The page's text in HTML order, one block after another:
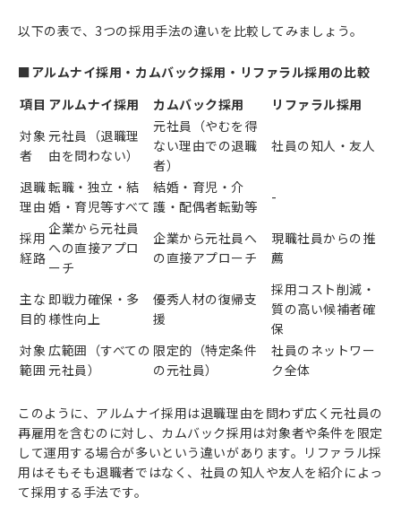
以下の表で、3つの採用手法の違いを比較してみましょう。
■アルムナイ採用・カムバック採用・リファラル採用の比較
項目 アルムナイ採用 カムバック採用
リファラル採用
対象
者
元社員（退職理
由を問わない）
元社員（やむを得
ない理由での退職
者）
社員の知人・友人
退職
理由
転職・独立・結
婚・育児等すべて
結婚・育児・介
護・配偶者転勤等
-
採用
経路
企業から元社員
への直接アプロ
ーチ
企業から元社員へ
の直接アプローチ
現職社員からの推
薦
主な
目的
即戦力確保・多
様性向上
優秀人材の復帰支
援
採用コスト削減・
質の高い候補者確
保
対象
範囲
広範囲（すべての
元社員）
限定的（特定条件
の元社員）
社員のネットワー
ク全体
このように、アルムナイ採用は退職理由を問わず広く元社員の
再雇用を含むのに対し、カムバック採用は対象者や条件を限定
して運用する場合が多いという違いがあります。リファラル採
用はそもそも退職者ではなく、社員の知人や友人を紹介によっ
て採用する手法です。